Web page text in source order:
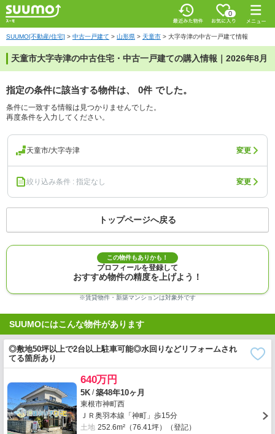
0
SUUMO[不動産/住宅] > 中古一戸建て > 山形県 > 天童市 > 大字寺津の中古一戸建て情報
天童市大字寺津の中古住宅・中古一戸建ての購入情報｜2026年8月
指定の条件に該当する物件は、 0件 でした。
条件に一致する情報は見つかりませんでした。
再度条件を入力してください。
天童市/大字寺津 変更
絞り込み条件 : 指定なし 変更
トップページへ戻る
この物件もありかも！
プロフィールを登録して
おすすめ物件の精度を上げよう！
※賃貸物件・新築マンションは対象外です
SUUMOにはこんな物件があります
◎敷地50坪以上で2台以上駐車可能◎水回りなどリフォームされ
てる箇所あり
640万円
5K /築48年10ヶ月
東根市神町西
ＪＲ奥羽本線「神町」歩15分
土地 252.6m²（76.41坪）（登記）